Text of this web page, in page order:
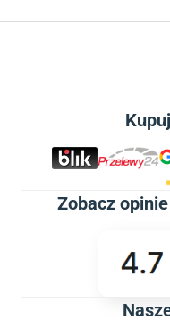
Zobacz